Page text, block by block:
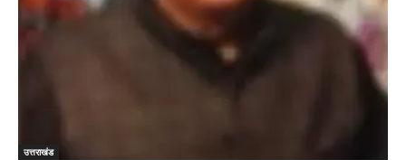
उत्तराखंड